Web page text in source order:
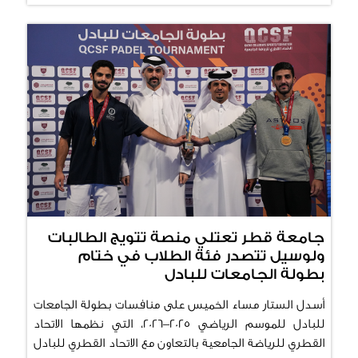
التعليم العالي، حيث استمرت المنافسات حتى الثاني
والعشرين من نوفمبر، تفضّل السيد راشد سعيد عضيبه،
أمين السر العام للاتحاد القطري للرياضة الجامعية، وبرفقته
السيد حمد الشيبه، عضو مجلس إدارة الاتحاد، بتتويج أصحاب
المراكز الثلاثة الأولى في ختام البطولة، مؤكدين على
المستوى التنافسي المتميز والروح الرياضية العالية التي
سادت منافسات البطولة. جاء في المركز الأول جامعة الدوحة
للعلوم والتكنولوجيا وحصدت جامعة قطر مركز الوصافة
بينما حلت جامعة حمد بن خليفة في المركز الثالث . وقد
عكست النتائج المستوى التنافسي المتصاعد والحضور القوي
للفرق المشاركة طوال أيام البطولة. وتأتي هذه البطولة في
إطار استراتيجية الاتحاد القطري للرياضة الجامعية لتعزيز
انتشار رياضة الكريكيت داخل الجامعات، وتحفيز الطلبة على
خوض المنافسات بروح رياضية عالية في بيئة متكاملة تشجع
على الإبداع والتميز.
جامعة قطر تعتلي منصة تتويج الطالبات
ولوسيل تتصدر فئة الطلاب في ختام
بطولة الجامعات للبادل
أسدل الستار مساء الخميس على منافسات بطولة الجامعات
للبادل للموسم الرياضي 2025–2026، التي نظمها الاتحاد
القطري للرياضة الجامعية بالتعاون مع الاتحاد القطري للبادل